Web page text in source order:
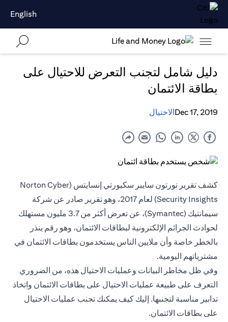
English
دليل شامل لتجنب التعرض للاحتيال على
بطاقة الائتمان
Dec 17, 2019الاحتيال
كشف تقرير نورتون سايبر سكيورتي إنسايتس (Norton Cyber
Security Insights) لعام 2017، وهو تقرير صادر عن شركة
سيمانتيك (Symantec)، عن تعرض أكثر من 3.7 مليون مستهلك
لحوادث الجرائم الإلكترونية لبطاقات الائتمان، وهو رقم ينذر
بالخطر خاصة وأن ملايين الناس يستخدمون بطاقات الائتمان في
مشترياتهم اليومية.
وفي ظل مخاطر البيانات وعمليات الاحتيال هذه، من الضروري
التعرف على طبيعة عمليات الاحتيال على بطاقات الائتمان واتخاذ
تدابير مناسبة لتجنبها. إليك كيف يمكنك تجنب عمليات الاحتيال
على بطاقات الائتمان.